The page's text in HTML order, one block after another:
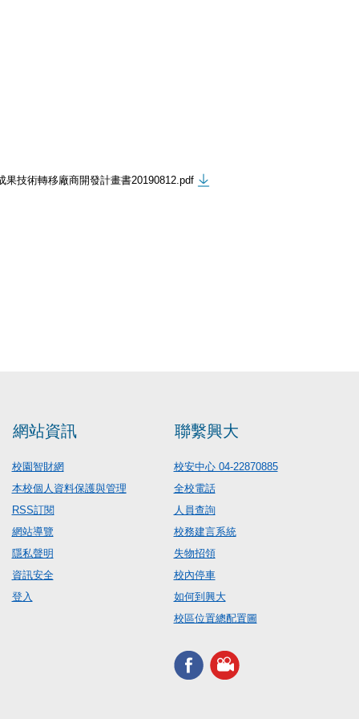
果技術轉移廠商開發計畫書20190812.pdf
網站資訊
校園智財網
本校個人資料保護與管理
RSS訂閱
網站導覽
隱私聲明
資訊安全
登入
聯繫興大
校安中心 04-22870885
全校電話
人員查詢
校務建言系統
失物招領
校內停車
如何到興大
校區位置總配置圖